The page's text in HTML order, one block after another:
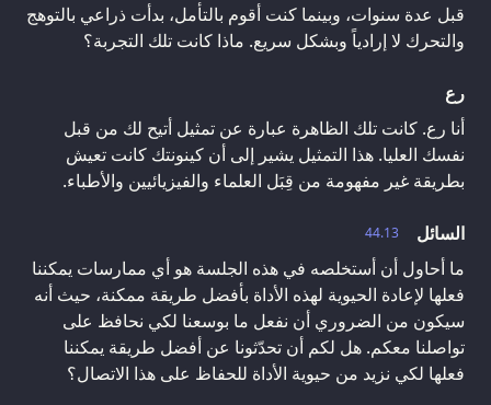
قبل عدة سنوات، وبينما كنت أقوم بالتأمل، بدأت ذراعي بالتوهج
والتحرك لا إرادياً وبشكل سريع. ماذا كانت تلك التجربة؟
رع
أنا رع. كانت تلك الظاهرة عبارة عن تمثيل أتيح لك من قبل
نفسك العليا. هذا التمثيل يشير إلى أن كينونتك كانت تعيش
بطريقة غير مفهومة من قِبَل العلماء والفيزيائيين والأطباء.
44.13
السائل
ما أحاول أن أستخلصه في هذه الجلسة هو أي ممارسات يمكننا
فعلها لإعادة الحيوية لهذه الأداة بأفضل طريقة ممكنة، حيث أنه
سيكون من الضروري أن نفعل ما بوسعنا لكي نحافظ على
تواصلنا معكم. هل لكم أن تحدّثونا عن أفضل طريقة يمكننا
فعلها لكي نزيد من حيوية الأداة للحفاظ على هذا الاتصال؟